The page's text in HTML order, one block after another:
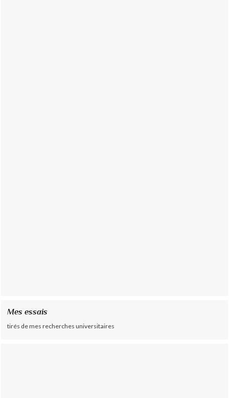
Mes essais
tirés de mes recherches universitaires